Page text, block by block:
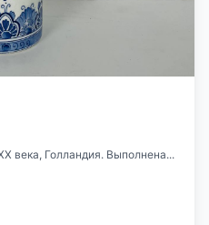
века, Голландия. Выполнена...